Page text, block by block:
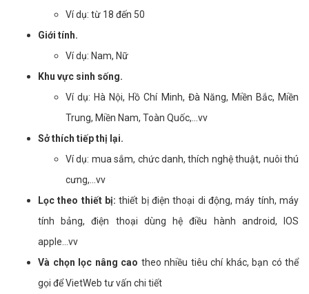
Ví dụ: từ 18 đến 50
Giới tính.
Ví dụ: Nam, Nữ
Khu vực sinh sống.
Ví dụ: Hà Nội, Hồ Chí Minh, Đà Năng, Miền Bắc, Miền
Trung, Miền Nam, Toàn Quốc,...vv
Sở thích tiếp thị lại.
Ví dụ: mua sắm, chức danh, thích nghệ thuật, nuôi thú
cưng,...vv
Lọc theo thiết bị:thiết bị điện thoại di động, máy tính, máy
tính bảng, điện thoại dùng hệ điều hành android, IOS
apple...vv
Và chọn lọc nâng cao theo nhiều tiêu chí khác, bạn có thể
gọi để VietWeb tư vấn chi tiết